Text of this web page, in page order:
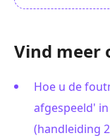
Vind meer
Hoe u de
afgespeeld'
(handleiding